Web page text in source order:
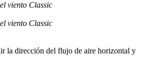
viento Classic
viento Classic
la dirección del flujo de aire horizontal y